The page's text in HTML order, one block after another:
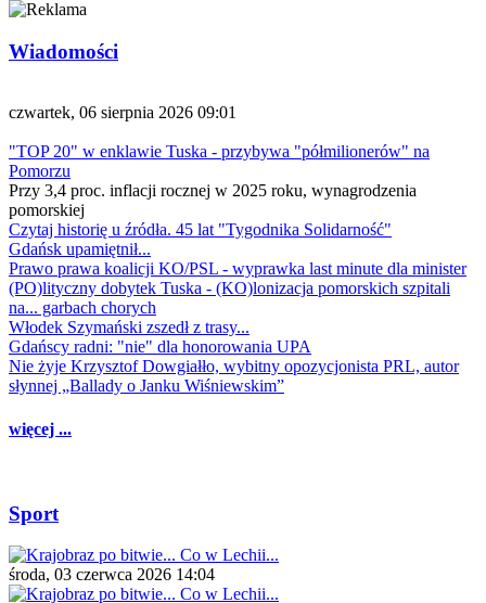
Wiadomości
czwartek, 06 sierpnia 2026 09:01
"TOP 20" w enklawie Tuska - przybywa "półmilionerów" na
Pomorzu
Przy 3,4 proc. inflacji rocznej w 2025 roku, wynagrodzenia
pomorskiej
Czytaj historię u źródła. 45 lat "Tygodnika Solidarność"
Gdańsk upamiętnił...
Prawo prawa koalicji KO/PSL - wyprawka last minute dla minister
(PO)lityczny dobytek Tuska - (KO)lonizacja pomorskich szpitali
na... garbach chorych
Włodek Szymański zszedł z trasy...
Gdańscy radni: "nie" dla honorowania UPA
Nie żyje Krzysztof Dowgiałło, wybitny opozycjonista PRL, autor
słynnej „Ballady o Janku Wiśniewskim”
więcej ...
Sport
środa, 03 czerwca 2026 14:04